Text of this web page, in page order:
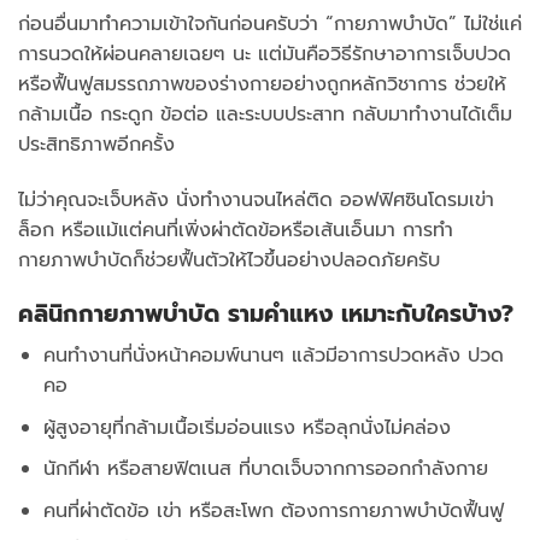
ก่อนอื่นมาทำความเข้าใจกันก่อนครับว่า “กายภาพบำบัด” ไม่ใช่แค่
การนวดให้ผ่อนคลายเฉยๆ นะ แต่มันคือวิธีรักษาอาการเจ็บปวด
หรือฟื้นฟูสมรรถภาพของร่างกายอย่างถูกหลักวิชาการ ช่วยให้
กล้ามเนื้อ กระดูก ข้อต่อ และระบบประสาท กลับมาทำงานได้เต็ม
ประสิทธิภาพอีกครั้ง
ไม่ว่าคุณจะเจ็บหลัง นั่งทำงานจนไหล่ติด ออฟฟิศซินโดรมเข่า
ล็อก หรือแม้แต่คนที่เพิ่งผ่าตัดข้อหรือเส้นเอ็นมา การทำ
กายภาพบำบัดก็ช่วยฟื้นตัวให้ไวขึ้นอย่างปลอดภัยครับ
คลินิกกายภาพบำบัด รามคำแหง เหมาะกับใครบ้าง?
คนทำงานที่นั่งหน้าคอมพ์นานๆ แล้วมีอาการปวดหลัง ปวด
คอ
ผู้สูงอายุที่กล้ามเนื้อเริ่มอ่อนแรง หรือลุกนั่งไม่คล่อง
นักกีฬา หรือสายฟิตเนส ที่บาดเจ็บจากการออกกำลังกาย
คนที่ผ่าตัดข้อ เข่า หรือสะโพก ต้องการกายภาพบำบัดฟื้นฟู